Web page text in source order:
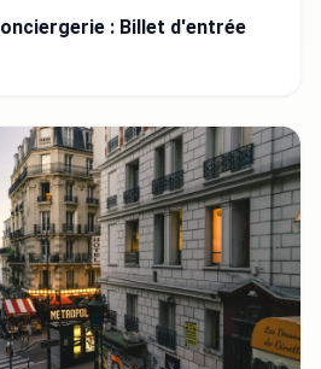
: Billet d'entrée